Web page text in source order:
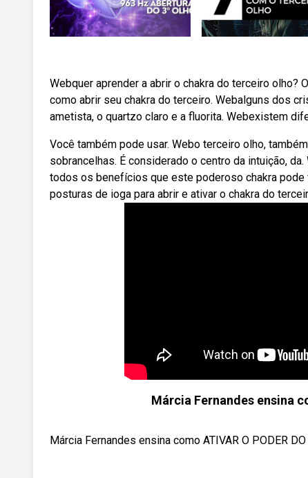
Webquer aprender a abrir o chakra do terceiro olho?
como abrir seu chakra do terceiro. Webalguns dos
ametista, o quartzo claro e a fluorita. Webexistem
Você também pode usar. Webo terceiro olho,
sobrancelhas. É considerado o centro da intuição,
todos os benefícios que este poderoso chakra pode
posturas de ioga para abrir e ativar o chakra do
Márcia Fernandes ensina
Márcia Fernandes ensina como ATIVAR O PODER DO